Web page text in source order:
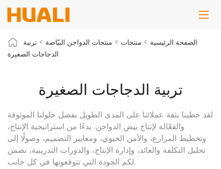
الصفحة الرئيسية > منتجات > منتجات الدواجن البيّاضة > تربية
الدجاجات الصغيرة
تربية الدجاجات الصغيرة
لقد حظينا بثقة عملائنا على المدى الطويل بفضل حلولنا الموثوقة
والفعّالة لإنتاج بيض الدواجن. بدءًا من استراتيجية الإنتاج،
وتخطيط المزارع، والأمن الحيوي، ومعايير التصميم، وصولًا إلى
تحليل التكلفة والعائد، وإدارة الإنتاج، والدورات التدريبية، نضمن
لكم الجودة التي تتوقعونها في كل جانب.